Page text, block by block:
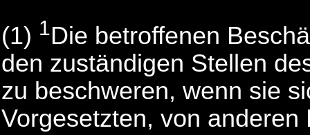
(1) 1Die betroffenen
den zuständigen Stellen
zu beschweren, wenn sie
Vorgesetzten, von